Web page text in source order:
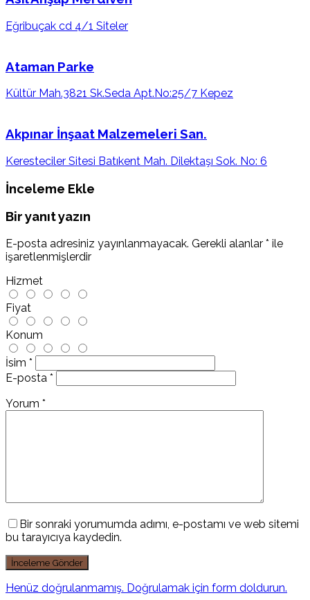
Eğribuçak cd 4/1 Siteler
Ataman Parke
Kültür Mah.3821 Sk.Seda Apt.No:25/7 Kepez
Akpınar İnşaat Malzemeleri San.
Keresteciler Sitesi Batıkent Mah. Dilektaşı Sok. No: 6
İnceleme Ekle
Bir yanıt yazın
E-posta adresiniz yayınlanmayacak. Gerekli alanlar * ile
işaretlenmişlerdir
Hizmet
Fiyat
Konum
İsim *
E-posta *
Yorum *
Bir sonraki yorumumda adımı, e-postamı ve web sitemi
bu tarayıcıya kaydedin.
Henüz doğrulanmamış. Doğrulamak için form doldurun.